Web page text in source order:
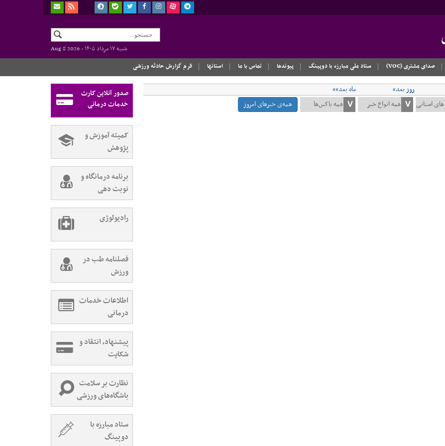
شنبه ۱۷ مرداد ۱۴۰۵ -
Aug 8 2026
صدای مشتری (VOC) ستاد ملی مبارزه با دوپینگ پیوندها تماس با ما استانها فرم گزارش حادثه ورزشی
روز بعد»
ماه بعد»»
همه‌ی خبرهای امروز
صدور آنلاین کارت
خدمات درمانی
کمیته آموزش و
پژوهش
برنامه درمانگاه و
نوبت دهی
رادیولوژی
فصلنامه طب در
ورزش
اطلاعات خدمات
درمانی
پیشنهاد، انتقاد و
شکایت
نظارت بر سلامت
باشگاه‌های ورزشی
ستاد مبارزه با
دوپینگ